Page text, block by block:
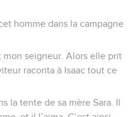
homme dans la campagne
mon seigneur. Alors elle prit
raconta à Isaac tout ce
la tente de sa mère Sara. Il